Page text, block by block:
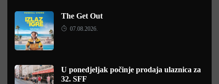
The Get Out
07.08.2026.
U ponedjeljak počinje prodaja ulaznica za
32. SFF